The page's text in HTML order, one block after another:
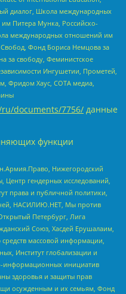
диалог, Школа международных
Питера Мунка, Российско-
международных отношений им
Фонд Бориса Немцова за
за свободу, Феминистское
Ингушетии, Прометей,
Фридом Хаус, СОТА медиа,
documents/7756/ данные
функции
Нижегородский
Центр гендерных исследований,
права и публичной политики,
НАСИЛИЮ.НЕТ, Мы против
Петербург, Лига
Союз, Хасдей Ерушалаим,
массовой информации,
Институт глобализации и
информационных инициатив
здоровья и защиты прав
осужденным и их семьям, Фонд